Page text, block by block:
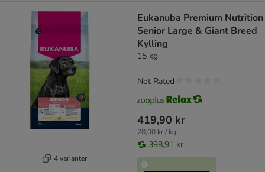
4 varianter
Eukanuba Premium Nutrition
Senior Large & Giant Breed
Kylling
15 kg
419,90 kr
28,00 kr / kg
398,91 kr
Not Rated